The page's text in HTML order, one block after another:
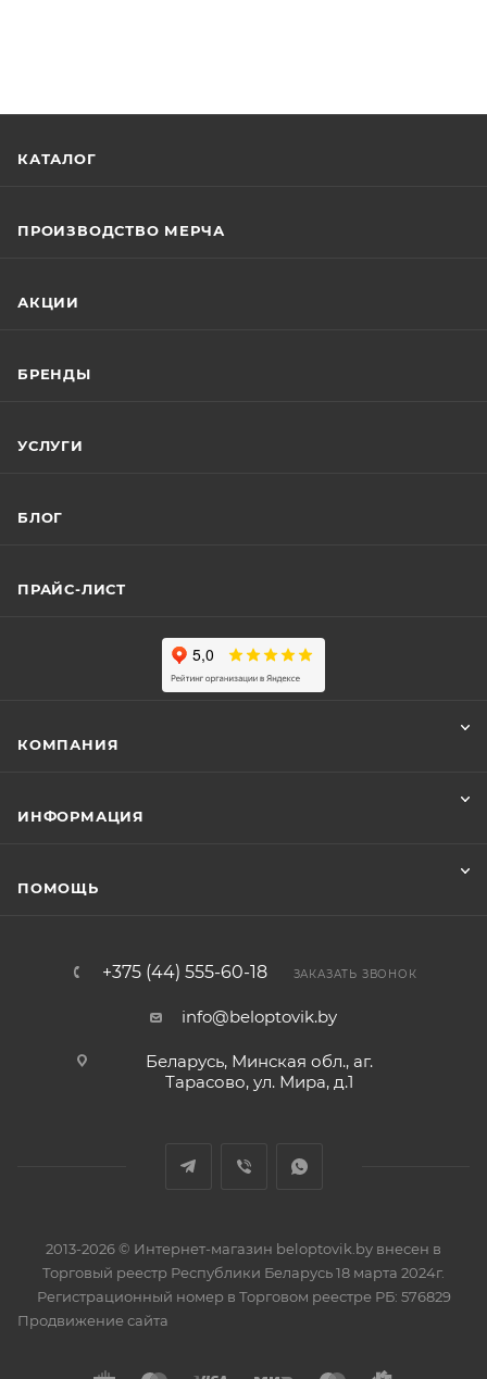
КАТАЛОГ
ПРОИЗВОДСТВО МЕРЧА
АКЦИИ
БРЕНДЫ
УСЛУГИ
БЛОГ
ПРАЙС-ЛИСТ
КОМПАНИЯ
ИНФОРМАЦИЯ
ПОМОЩЬ
+375 (44) 555-60-18 ЗАКАЗАТЬ ЗВОНОК
info@beloptovik.by
Беларусь, Минская обл., аг.
Тарасово, ул. Мира, д.1
2013-2026 © Интернет-магазин beloptovik.by внесен в
Торговый реестр Республики Беларусь 18 марта 2024г.
Регистрационный номер в Торговом реестре РБ: 576829
Продвижение сайта